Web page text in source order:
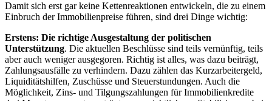
Damit sich erst gar keine Kettenreaktionen entwickeln, die zu einem
Einbruch der Immobilienpreise führen, sind drei Dinge wichtig:
Erstens: Die richtige Ausgestaltung der politischen
Unterstützung. Die aktuellen Beschlüsse sind teils vernünftig, teils
aber auch weniger ausgegoren. Richtig ist alles, was dazu beiträgt,
Zahlungsausfälle zu verhindern. Dazu zählen das Kurzarbeitergeld,
Liquiditätshilfen, Zuschüsse und Steuerstundungen. Auch die
Möglichkeit, Zins- und Tilgungszahlungen für Immobilienkredite